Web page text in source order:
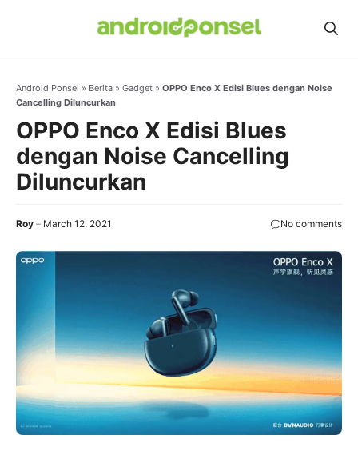
Android Ponsel » Berita » Gadget » OPPO Enco X Edisi Blues dengan Noise
Cancelling Diluncurkan
OPPO Enco X Edisi Blues
dengan Noise Cancelling
Diluncurkan
Roy March 12, 2021 No comments